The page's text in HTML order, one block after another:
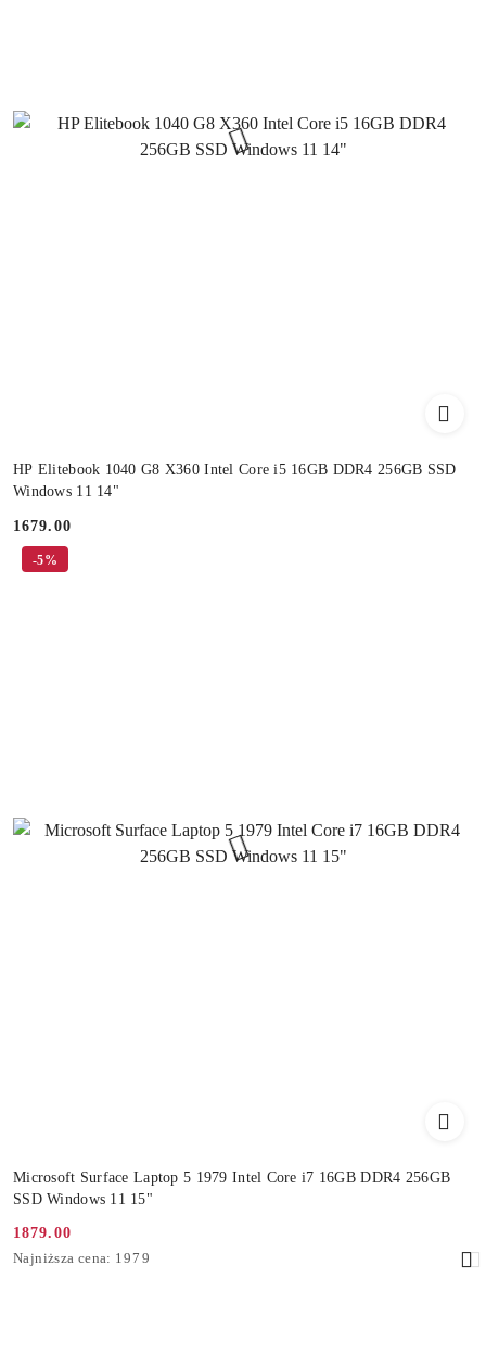
HP Elitebook 1040 G8 X360 Intel Core i5 16GB DDR4 256GB SSD
Windows 11 14"
Cena:
1679.00
Microsoft Surface Laptop 5 1979 Intel Core i7 16GB DDR4 256GB
SSD Windows 11 15"
Cena
promocyjna:
1879.00
Najniższa
Najniższa cena: 1979
-5%